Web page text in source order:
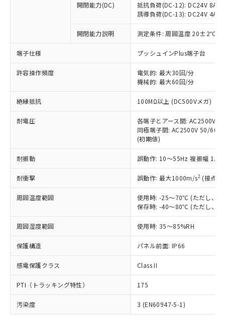
開閉能力(DC)
抵抗負荷(DC-12): DC24V 8A/
誘導負荷(DC-13): DC24V 4A/
開閉能力説明 測定条件: 周囲温度 20±2℃、
端子仕様 プッシュインPlus端子台
許容操作頻度
電気的: 最大30回/分
機械的: 最大60回/分
絶縁抵抗 100MΩ以上 (DC500Vメガ)
耐電圧
各端子とアース間: AC2500V
同極端子間: AC2500V 50/
(初期値)
耐振動 誤動作: 10～55Hz 複振幅
耐衝撃 誤動作: 最大1000m/s2 (接点
周囲温度範囲
使用時: -25～70℃ (ただし、氷
保存時: -40～80℃ (ただし、氷
周囲湿度範囲 使用時: 35～85%RH
保護構造 パネル前面: IP66
感電保護クラス Class II
PTI（トラッキング特性） 175
汚染度 3 (EN60947-5-1)
以下の条件をお読みいただき、同意のうえ
ご利用ください。
本サービスは、当社制御機器事業取扱
商品の当社在庫状況および標準価格
(税抜)を提供させていただくもので
当社制御機器事業取扱商品の中には、
本サービスの対象外となる商品もある
ことをご了承ください。
在庫状況および標準価格照会結果は、
記載している更新日時点での社内デー
タに基づき作成されるものであり、閲
覧された時点での実際の在庫および標
準価格とは異なる場合があることをご
正式な納期状況および標準価格はお客
様のお取引先、またはお客様担当のオ
ムロン制御機器販売店・当社販売員に
オムロン制御機器販売店や当社販売拠
販売ネットワーク
」をご確認
在庫状況および標準価格結果を当社の
事前の承諾なく第三者に漏洩または開
示しないようお願いします。
マイパーツ機能（部品リスト作成サー
ビス）をご利用いただくには、I-Web
対応予定なし：EU RoHS指令（10物質）の
非含有に非対応の商品で、対応品を出す予
調査・確認中：EU RoHS指令（10物質）の
非含有の対応状況を調査中または確認中の
商品です。
非該当品：ライセンス料など無形物で、有
害物質有無と関係のない商品です。
仕入先様の事情により、非含有部品として
いたものが、含有品と判明した場合などや
むを得ず変更することがあります。
鉛(Pb) 1000ppm以下、 水銀(Hg) 1000ppm以下、 カド
六価クロム(Cr(Ⅵ)) 1000ppm以下、ポリ臭化ビフェニル
類(PBB) 1000ppm以下、ポリ臭化ジフェニルエーテル類
ルベンジル（BBP） 1000ppm以下、フタル酸ジブチル
（DBP） 1000ppm以下、フタル酸ジイソブチル
但し、RoHS指令で産業用監視および制御機器に対する
適用除外項目は除く。
フタル酸エステル類の４物質については閾値を超える意
図的な使用がないことを確認しています。
部品在庫の切り替え状況などにより、予定
月が前後することがあります。
「○」：最大均質材料含有率が中国RoHSの
基準値以下であることを示します。
「×」：最大均質材料含有率が中国RoHSの
基準値を超えていることを示します。
「－」：未確認です。当社販売部門へお問
*中国RoHS10物質の基準値 (GB/T26572)：
Pb(鉛) :1000ppm、 Hg(水銀) : 1000ppm、 Cd(カドミウ
Cr(Ⅵ)(六価クロム) : 1000ppm、 PBBs(ポリ臭化ビフェ
ニル類) : 1000ppm、 PBDEs(ポリ臭化ジフェニルエーテ
ル類) : 1000ppm、
DBP(フタル酸ジブチル) : 1000ppm、 DIBP(フタル酸ジ
イソブチル) : 1000ppm、 BBP(フタル酸ブチルベンジ
DEHP(フタル酸ビス(2-エチルヘキシル)) : 1000ppm
「ｅ」：有害物質（10物質）のすべてが基
準値以下であることを示します。
「10」：通常の使用状況下において有害物
質が外部に漏えいし、環境に深刻な影響を
及ぼさない年数を意味します。
当社は、これら貴社製品のうち、外国
為替および外国貿易法に定める商品
（以下｢規制貨物等」という）を輸出
または国外への提供する場合は、日本
国政府の輸出許可(または役務取引許
可)を取得するなどの必要な手続きを
当社は規制貨物を破棄する場合は、完
全に破砕するなど、違法に輸出されな
いよう必要な手段を講じます。
当社は貴社製品を、核兵器、ミサイ
ル、化学兵器、生物兵器またはその他
武器並びにこれらの製造装置等に一切
当社は、貴社製品を第三者に販売する
場合は、上記1、2および3の内容を当
該第三者に通知します。また当社は、
販売先および販売に係わる関係者が違
法に輸出するおそれがある場合は、取
り引きをいたしません。
一定数以上の在庫あり
一定数には満たないが在庫あり
在庫なし(最新の在庫状況につ
いては、お客様のお取引先、ま
たはお客様担当のオムロン制御
機器販売店・当社販売員にご確
受注生産機種、また在庫状況の
情報を公開していない機種